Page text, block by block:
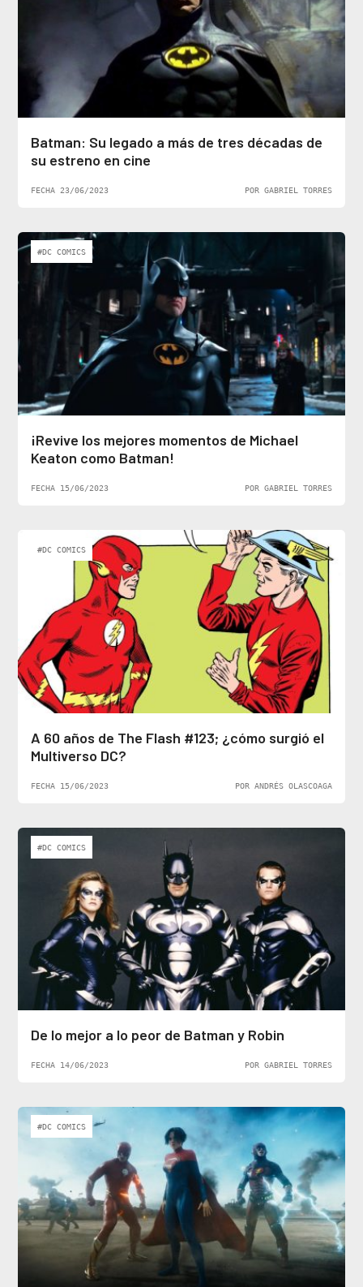
Batman: Su legado a más de tres décadas de
su estreno en cine
FECHA 23/06/2023 POR GABRIEL TORRES
#DC COMICS
¡Revive los mejores momentos de Michael
Keaton como Batman!
FECHA 15/06/2023 POR GABRIEL TORRES
#DC COMICS
A 60 años de The Flash #123; ¿cómo surgió el
Multiverso DC?
FECHA 15/06/2023 POR ANDRÉS OLASCOAGA
#DC COMICS
De lo mejor a lo peor de Batman y Robin
FECHA 14/06/2023 POR GABRIEL TORRES
#DC COMICS